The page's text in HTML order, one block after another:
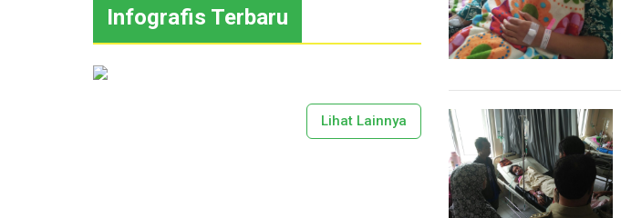
Infografis Terbaru
Lihat Lainnya